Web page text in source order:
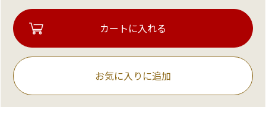
お気に入りに追加